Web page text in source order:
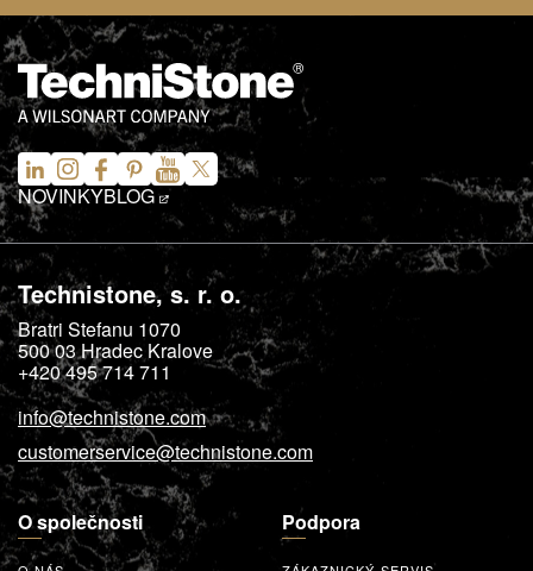
NOVINKYBLOG
Technistone, s. r. o.
Bratri Stefanu 1070
500 03Hradec Kralove
+420 495 714 711
info@technistone.com
customerservice@technistone.com
O společnosti Podpora